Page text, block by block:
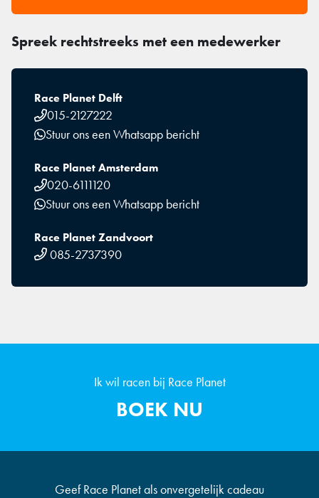
Spreek rechtstreeks met een medewerker
Race Planet Delft
015-2127222
Stuur ons een Whatsapp bericht
Race Planet Amsterdam
020-6111120
Stuur ons een Whatsapp bericht
Race Planet Zandvoort
085-2737390
Ik wil racen bij Race Planet
BOEK NU
Geef Race Planet als onvergetelijk cadeau